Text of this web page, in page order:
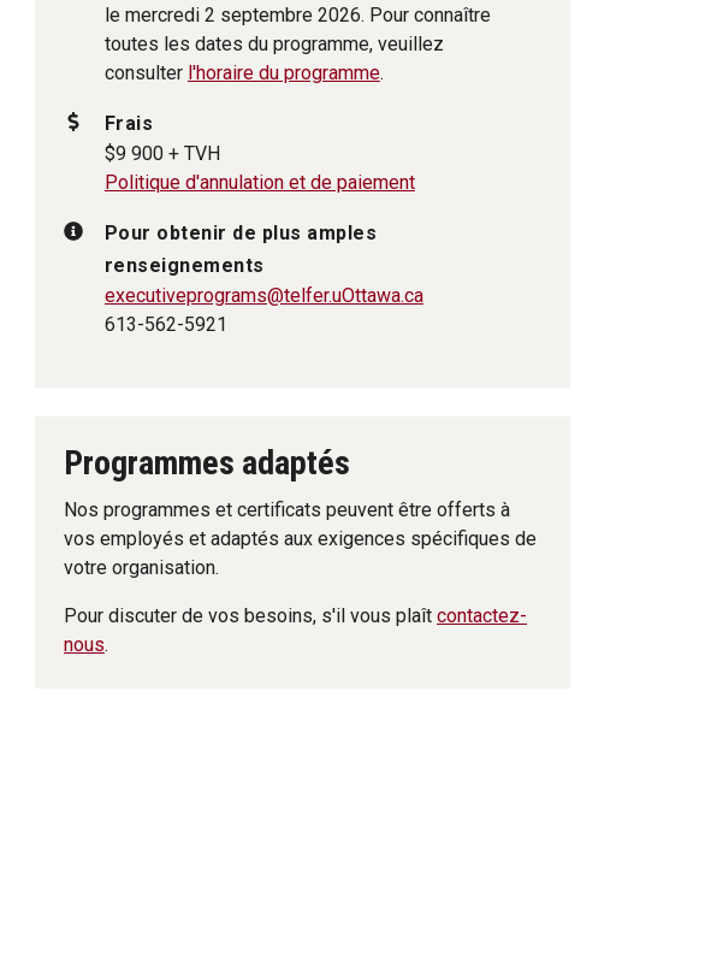
le mercredi 2 septembre 2026. Pour connaître
toutes les dates du programme, veuillez
consulter l'horaire du programme.
Frais
$9 900 + TVH
Politique d'annulation et de paiement
Pour obtenir de plus amples
renseignements
executiveprograms@telfer.uOttawa.ca
613-562-5921
Programmes adaptés
Nos programmes et certificats peuvent être offerts à
vos employés et adaptés aux exigences spécifiques de
votre organisation.
Pour discuter de vos besoins, s'il vous plaît contactez-
nous.